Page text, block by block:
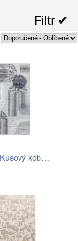
Filtr ✔︎
Obsession, Kusový koberec Avantgarde…